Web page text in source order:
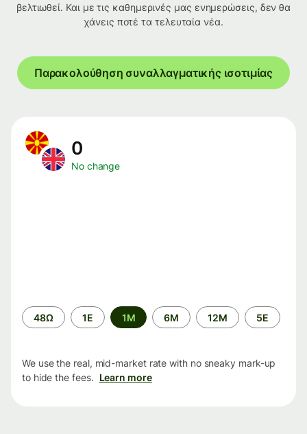
βελτιωθεί. Και με τις καθημερινές μας ενημερώσεις, δεν θα
χάνεις ποτέ τα τελευταία νέα.
Παρακολούθηση συναλλαγματικής ισοτιμίας
0
No change
Time
period
48Ω 1Ε 1M 6M 12M 5Ε
We use the real, mid-market rate with no sneaky mark-up
to hide the fees. Learn more